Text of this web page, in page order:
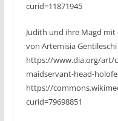
curid=11871945
Judith und ihre Magd
von Artemisia Gentileschi
https://www.dia.org/art/
maidservant-head-
https://
curid=79698851